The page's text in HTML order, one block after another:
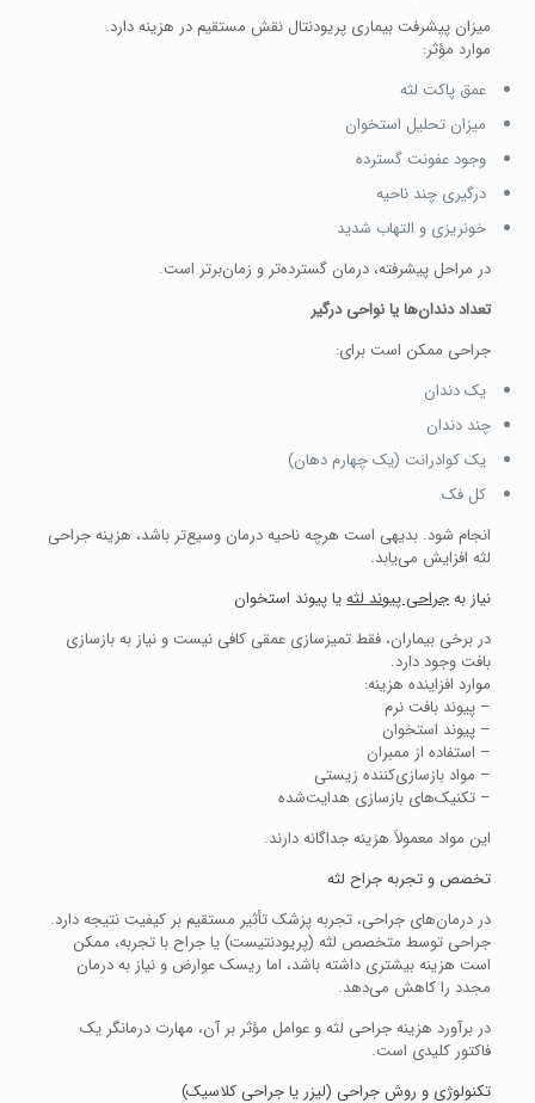
میزان پیشرفت بیماری پریودنتال نقش مستقیم در هزینه دارد.
موارد مؤثر:
عمق پاکت لثه
میزان تحلیل استخوان
وجود عفونت گسترده
درگیری چند ناحیه
خونریزی و التهاب شدید
در مراحل پیشرفته، درمان گسترده‌تر و زمان‌برتر است.
تعداد دندان‌ها یا نواحی درگیر
جراحی ممکن است برای:
یک دندان
چند دندان
یک کوادرانت (یک چهارم دهان)
کل فک
انجام شود. بدیهی است هرچه ناحیه درمان وسیع‌تر باشد، هزینه جراحی
لثه افزایش می‌یابد.
نیاز بهجراحی پیوند لثهیا پیوند استخوان
در برخی بیماران، فقط تمیزسازی عمقی کافی نیست و نیاز به بازسازی
بافت وجود دارد.
موارد افزاینده هزینه:
– پیوند بافت نرم
– پیوند استخوان
– استفاده از ممبران
– مواد بازسازی‌کننده زیستی
– تکنیک‌های بازسازی هدایت‌شده
این مواد معمولاً هزینه جداگانه دارند.
تخصص و تجربه جراح لثه
در درمان‌های جراحی، تجربه پزشک تأثیر مستقیم بر کیفیت نتیجه دارد.
جراحی توسط متخصص لثه (پریودنتیست) یا جراح با تجربه، ممکن
است هزینه بیشتری داشته باشد، اما ریسک عوارض و نیاز به درمان
مجدد را کاهش می‌دهد.
در برآورد هزینه جراحی لثه و عوامل مؤثر بر آن، مهارت درمانگر یک
فاکتور کلیدی است.
تکنولوژی و روش جراحی (لیزر یا جراحی کلاسیک)